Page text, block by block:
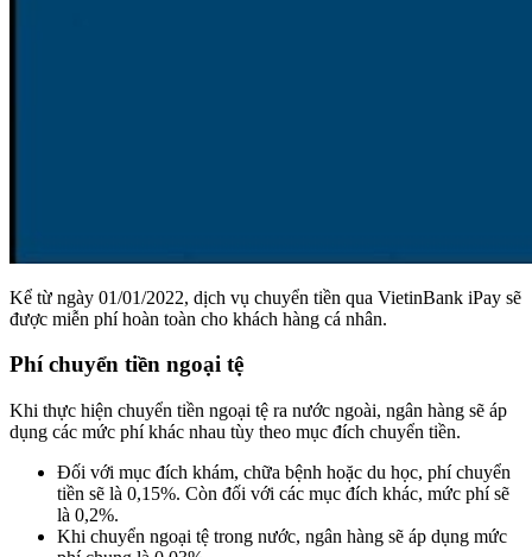
Kể từ ngày 01/01/2022, dịch vụ chuyển tiền qua VietinBank iPay sẽ
được miễn phí hoàn toàn cho khách hàng cá nhân.
Phí chuyển tiền ngoại tệ
Khi thực hiện chuyển tiền ngoại tệ ra nước ngoài, ngân hàng sẽ áp
dụng các mức phí khác nhau tùy theo mục đích chuyển tiền.
Đối với mục đích khám, chữa bệnh hoặc du học, phí chuyển
tiền sẽ là 0,15%. Còn đối với các mục đích khác, mức phí sẽ
là 0,2%.
Khi chuyển ngoại tệ trong nước, ngân hàng sẽ áp dụng mức